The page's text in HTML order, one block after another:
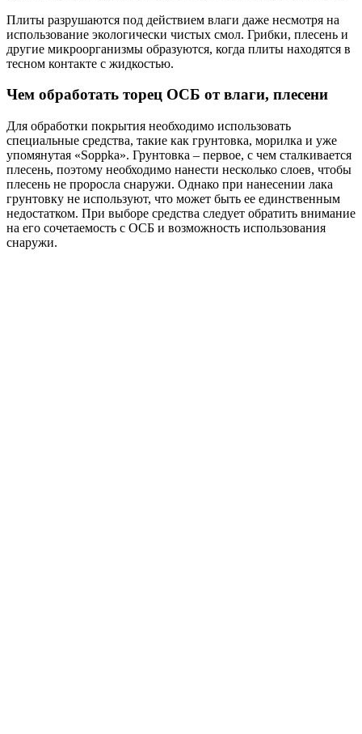
Плиты разрушаются под действием влаги даже несмотря на
использование экологически чистых смол. Грибки, плесень и
другие микроорганизмы образуются, когда плиты находятся в
тесном контакте с жидкостью.
Чем обработать торец ОСБ от влаги, плесени
Для обработки покрытия необходимо использовать
специальные средства, такие как грунтовка, морилка и уже
упомянутая «Soppka». Грунтовка – первое, с чем сталкивается
плесень, поэтому необходимо нанести несколько слоев, чтобы
плесень не проросла снаружи. Однако при нанесении лака
грунтовку не используют, что может быть ее единственным
недостатком. При выборе средства следует обратить внимание
на его сочетаемость с ОСБ и возможность использования
снаружи.